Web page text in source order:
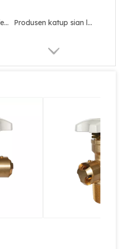
LPG Gas Cylinder Safety LPG Pol Valve untuk Meksiko Produsen katup sian lpg silinder keselamatan katup POL brass-v6
Produsen katup sian lpg silinder keselamatan katup Pol kuningan Katup fase cair sian-katup penarikan cairan LPG keamanan tinggi